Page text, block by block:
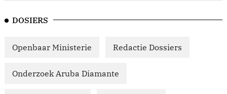
DOSIERS
Openbaar Ministerie Redactie Dossiers
Onderzoek Aruba Diamante